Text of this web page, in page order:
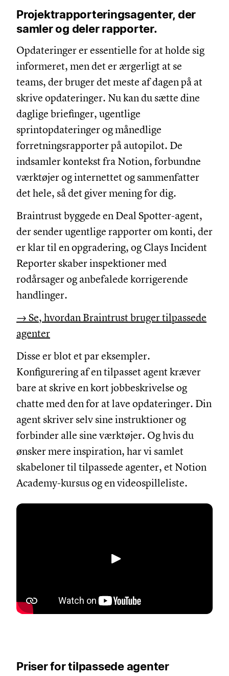
Projektrapporteringsagenter, der
samler og deler rapporter.
Opdateringer er essentielle for at holde sig
informeret, men det er ærgerligt at se
teams, der bruger det meste af dagen på at
skrive opdateringer. Nu kan du sætte dine
daglige briefinger, ugentlige
sprintopdateringer og månedlige
forretningsrapporter på autopilot. De
indsamler kontekst fra Notion, forbundne
værktøjer og internettet og sammenfatter
det hele, så det giver mening for dig.
Braintrust byggede en Deal Spotter-agent,
der sender ugentlige rapporter om konti, der
er klar til en opgradering, og Clays Incident
Reporter skaber inspektioner med
rodårsager og anbefalede korrigerende
handlinger.
→ Se, hvordan Braintrust bruger tilpassede
agenter
Disse er blot et par eksempler.
Konfigurering af en tilpasset agent kræver
bare at skrive en kort jobbeskrivelse og
chatte med den for at lave opdateringer. Din
agent skriver selv sine instruktioner og
forbinder alle sine værktøjer. Og hvis du
ønsker mere inspiration, har vi samlet
skabeloner til tilpassede agenter, et Notion
Academy-kursus og en videospilleliste.
Afspil
Priser for tilpassede agenter